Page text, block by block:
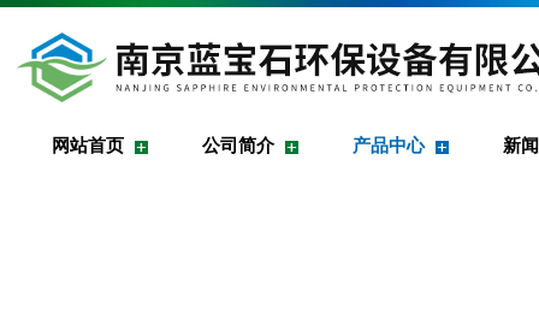
网站首页 公司简介 产品中心 新